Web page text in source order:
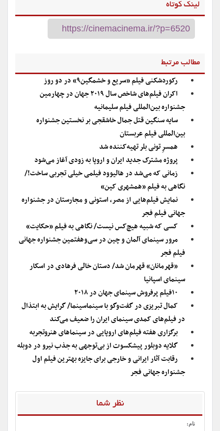
لینک کوتاه
مطالب مرتبط
رکوردشکنی فیلم «سریع و خشمگین۹» در دو روز
اکران فیلم‌های شاخص سال ۲۰۱۹ جهان در چهارمین
جشنواره بین‌المللی فیلم سلیمانیه
سایه سنگین قتل جمال خاشقجی بر نخستین جشنواره
بین‌المللی فیلم عربستان
همسرِ تونی بلر تهیه‌کننده شد
پروژه مشترک جدید ایران و اروپا به زودی آغاز می‌شود
زمانی که می‌شد در هالیوود فیلمی خیلی تجربی ساخت!/
نگاهی به فیلم «همشهری کین»
نمایش فیلم‌هایی از مصر، استونی و مجارستان در جشنواره
جهانی فیلم فجر
کسی که شبیه هیچ‌کس نیست/ نگاهی به فیلم «حکایت»
مرور سینمای آلمان و چین در سی‌و‌هفتمین جشنواره جهانی
فیلم فجر
«قهرمانان» قهرمان شد/ دستان خالی فرهادی در اسکار
سینمای اسپانیا
۱۰فیلم پرفروش سینمای جهان در ۲۰۱۸
کمال تبریزی در گفت‌وگو با سینماسینما/ گرایش به ابتذال
در فیلم‌های کمدی سینمای ایران را ضعیف می‌کند
برگزاری هفته فیلم‌های اروپایی در سینماهای هنروتجربه
گلایه دوبلور پیشکسوت از بی‌توجهی به جذب نیرو در دوبله
رقابت آثار ایرانی و خارجی برای جایزه بهترین فیلم اول
جشنواره جهانی فجر
نظر شما
نام: